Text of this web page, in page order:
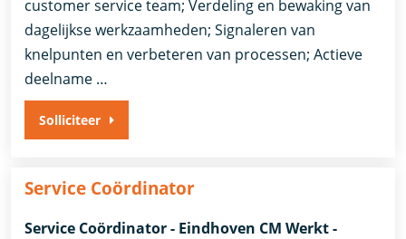
customer service team; Verdeling en bewaking van
dagelijkse werkzaamheden; Signaleren van
knelpunten en verbeteren van processen; Actieve
deelname …
Solliciteer
Service Coördinator
Service Coördinator - Eindhoven CM Werkt -